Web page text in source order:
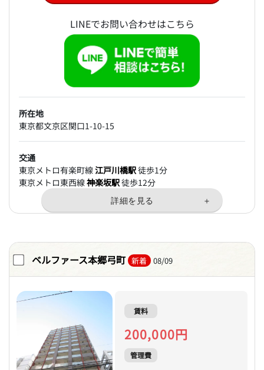
LINEでお問い合わせはこちら
所在地
東京都文京区関口1-10-15
交通
東京メトロ有楽町線江戸川橋駅徒歩1分
東京メトロ東西線神楽坂駅徒歩12分
ベルファース本郷弓町 新着 08/09
賃料
200,000円
管理費